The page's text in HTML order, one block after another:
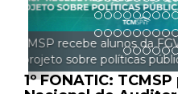
Ecos do
gerenciar
1º FONATIC: